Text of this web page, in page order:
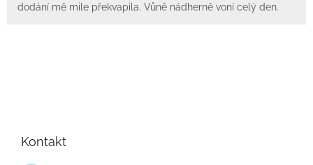
dodání mě mile překvapila. Vůně nádherně voní celý den.
Kontakt